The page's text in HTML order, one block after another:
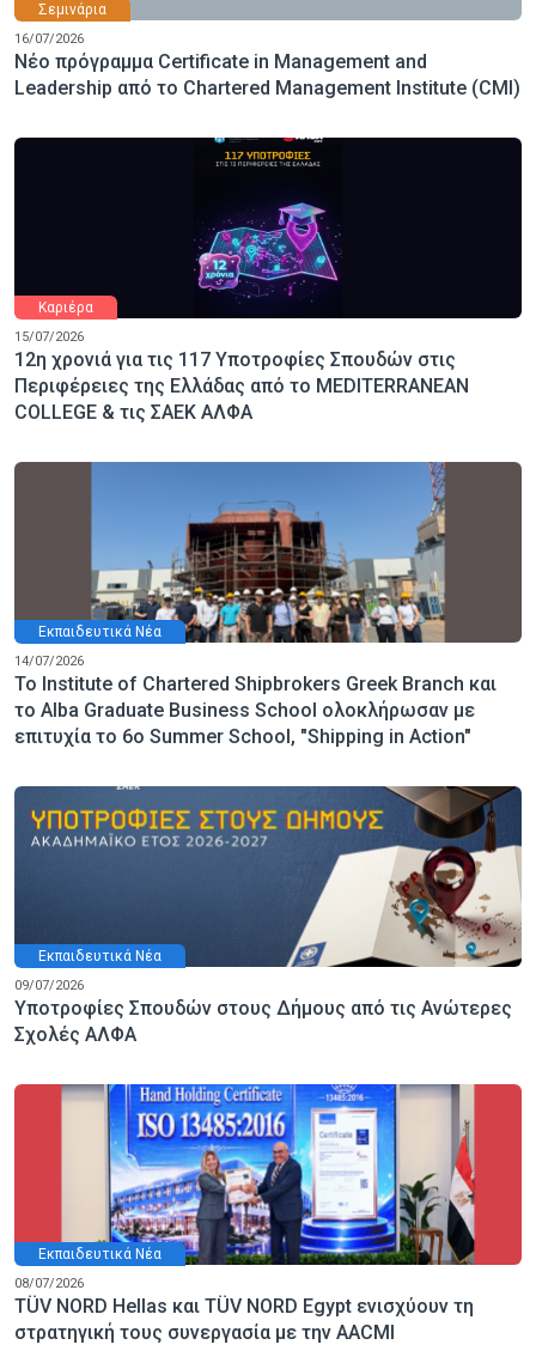
Σεμινάρια
16/07/2026
Νέο πρόγραμμα Certificate in Management and
Leadership από το Chartered Management Institute (CMI)
Καριέρα
15/07/2026
12η χρονιά για τις 117 Υποτροφίες Σπουδών στις
Περιφέρειες της Ελλάδας από το MEDITERRANEAN
COLLEGE & τις ΣΑΕΚ ΑΛΦΑ
Εκπαιδευτικά Νέα
14/07/2026
Το Institute of Chartered Shipbrokers Greek Branch και
το Alba Graduate Business School ολοκλήρωσαν με
επιτυχία το 6ο Summer School, "Shipping in Action"
Εκπαιδευτικά Νέα
09/07/2026
Υποτροφίες Σπουδών στους Δήμους από τις Ανώτερες
Σχολές ΑΛΦΑ
Εκπαιδευτικά Νέα
08/07/2026
TÜV NORD Hellas και TÜV NORD Egypt ενισχύουν τη
στρατηγική τους συνεργασία με την AACMI